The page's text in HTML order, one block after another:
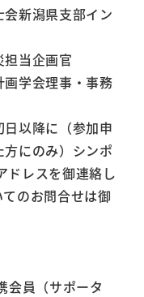
潟県支部イン
当企画官
学会理事・事務
以降に（参加申
にのみ）シンポ
ドレスを御連絡し
のお問合せは御
会員（サポータ